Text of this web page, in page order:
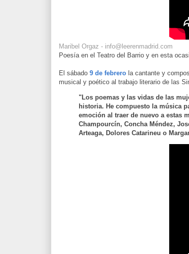
Maribel Orgaz - info@leerenmadrid.com
Poesía en el Teatro del Barrio y en esta
El sábado 9 de febrero la cantante y
musical y poético al trabajo literario de las
"Los poemas y las vidas de las
historia. He compuesto la música
emoción al traer de nuevo a estas
Champourcín, Concha Méndez,
Arteaga, Dolores Catarineu o